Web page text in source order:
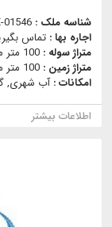
شناسه ملک : 01546
اجاره بها : تماس
متراژ سوله : 100 متر مربع
متراژ زمین : 100 متر مربع
امکانات :آب شهری,
اطلاعات بیشتر